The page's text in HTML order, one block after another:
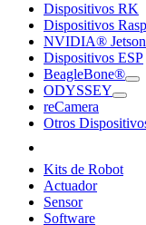
Dispositivos RK
Dispositivos
NVIDIA®
Dispositivos ESP
BeagleBone®
ODYSSEY
reCamera
Otros
Kits de Robot
Actuador
Sensor
Software